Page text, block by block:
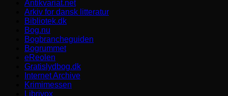
Antikvariat.net
Arkiv for dansk litteratur
Bibliotek.dk
Bog.nu
Bogbrancheguiden
Bogrummet
eReolen
Gratislydbog.dk
Internet Archive
Krimimessen
Librivox